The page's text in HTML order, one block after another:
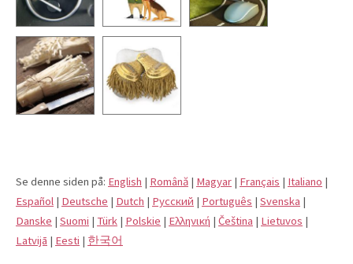
Se denne siden på: English | Română | Magyar | Français | Italiano |
Español | Deutsche | Dutch | Pусский | Português | Svenska |
Danske | Suomi | Türk | Polskie | Eλληνική | Čeština | Lietuvos |
Latvijā | Eesti | 한국어